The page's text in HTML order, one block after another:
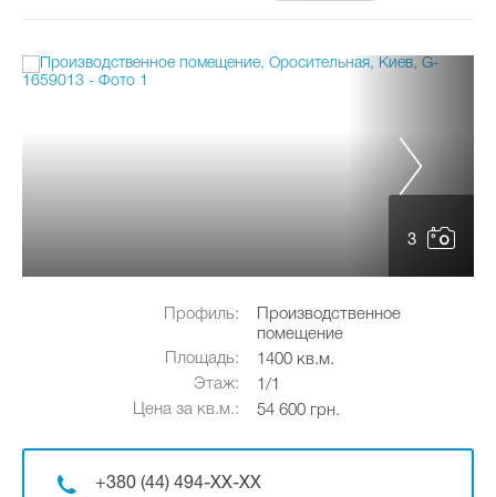
3
Профиль:
Производственное
помещение
Площадь:
1400 кв.м.
Этаж:
1/1
Цена за кв.м.:
54 600 грн.
+380 (44) 494-XX-XX